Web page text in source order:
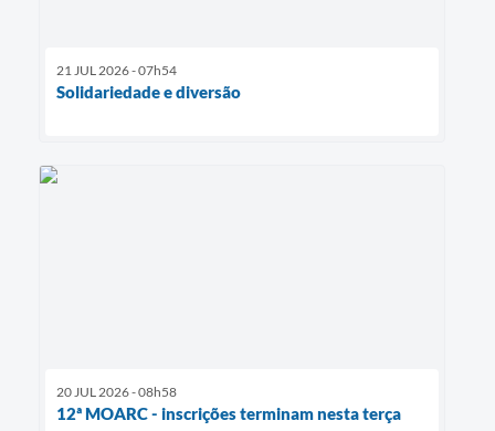
21 JUL 2026 - 07h54
Solidariedade e diversão
20 JUL 2026 - 08h58
12ª MOARC - inscrições terminam nesta terça